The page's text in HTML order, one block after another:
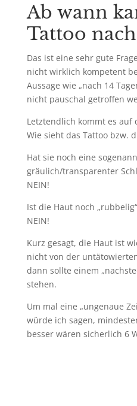
Ab wann
Tattoo
Das ist eine sehr gute
nicht wirklich kompetent
Aussage wie „nach 14
nicht pauschal getroffen
Letztendlich kommt es auf
Wie sieht das Tattoo bzw.
Hat sie noch eine
gräulich/transparenter
NEIN!
Ist die Haut noch
NEIN!
Kurz gesagt, die Haut ist
nicht von der
dann sollte einem
stehen.
Um mal eine „ungenaue
würde ich sagen,
besser wären sicherlich 6